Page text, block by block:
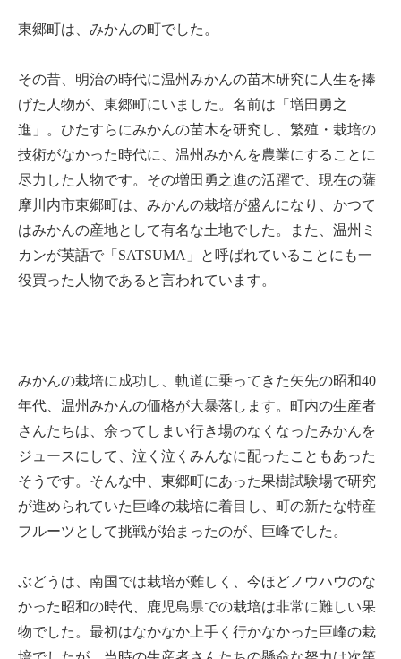
東郷町は、みかんの町でした。
その昔、明治の時代に温州みかんの苗木研究に人生を捧
げた人物が、東郷町にいました。名前は「増田勇之
進」。ひたすらにみかんの苗木を研究し、繁殖・栽培の
技術がなかった時代に、温州みかんを農業にすることに
尽力した人物です。その増田勇之進の活躍で、現在の薩
摩川内市東郷町は、みかんの栽培が盛んになり、かつて
はみかんの産地として有名な土地でした。また、温州ミ
カンが英語で「SATSUMA」と呼ばれていることにも一
役買った人物であると言われています。
みかんの栽培に成功し、軌道に乗ってきた矢先の昭和40
年代、温州みかんの価格が大暴落します。町内の生産者
さんたちは、余ってしまい行き場のなくなったみかんを
ジュースにして、泣く泣くみんなに配ったこともあった
そうです。そんな中、東郷町にあった果樹試験場で研究
が進められていた巨峰の栽培に着目し、町の新たな特産
フルーツとして挑戦が始まったのが、巨峰でした。
ぶどうは、南国では栽培が難しく、今ほどノウハウのな
かった昭和の時代、鹿児島県での栽培は非常に難しい果
物でした。最初はなかなか上手く行かなかった巨峰の栽